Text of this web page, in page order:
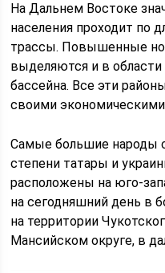
На Дальнем Востоке
населения проходит по
трассы. Повышенные
выделяются и в области
бассейна. Все эти
своими
Самые большие народы
степени татары и
расположены на юго-
на сегодняшний день в
на территории
Мансийском округе, в